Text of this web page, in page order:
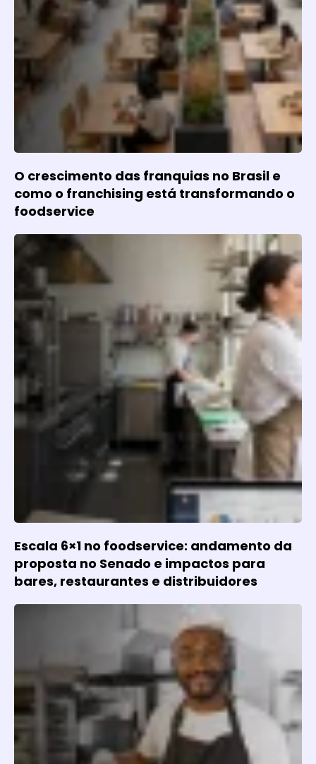
O crescimento das franquias no Brasil e
como o franchising está transformando o
foodservice
Escala 6×1 no foodservice: andamento da
proposta no Senado e impactos para
bares, restaurantes e distribuidores